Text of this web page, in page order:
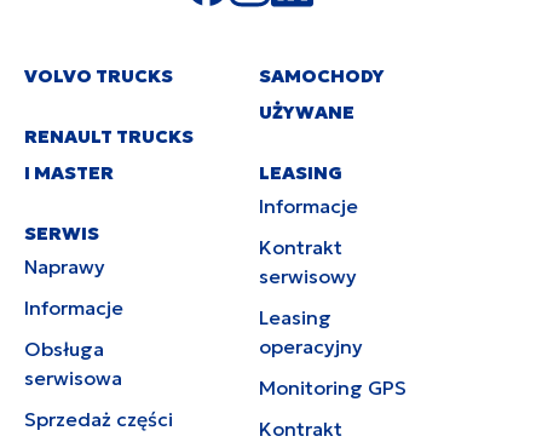
VOLVO TRUCKS
RENAULT TRUCKS
I MASTER
SERWIS
Naprawy
Informacje
Obsługa
serwisowa
Sprzedaż części
SAMOCHODY
UŻYWANE
LEASING
Informacje
Kontrakt
serwisowy
Leasing
operacyjny
Monitoring GPS
Kontrakt